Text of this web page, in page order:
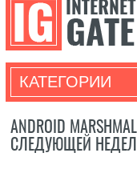
КАТЕГОРИИ
ANDROID
СЛЕДУЮЩЕЙ